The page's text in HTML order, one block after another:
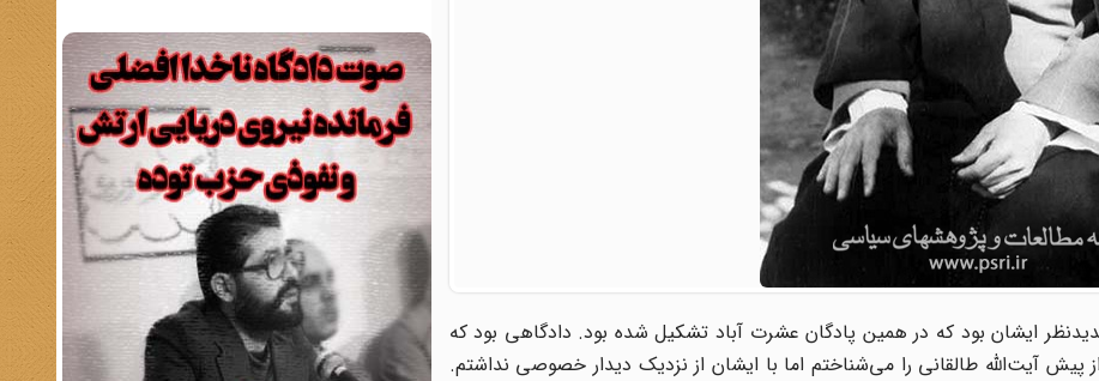
ایشان بود که در همین پادگان عشرت آباد تشکیل شده بود. دادگاهی بود که
آیت‌الله طالقانی را می‌شناختم اما با ایشان از نزدیک دیدار خصوصی نداشتم.